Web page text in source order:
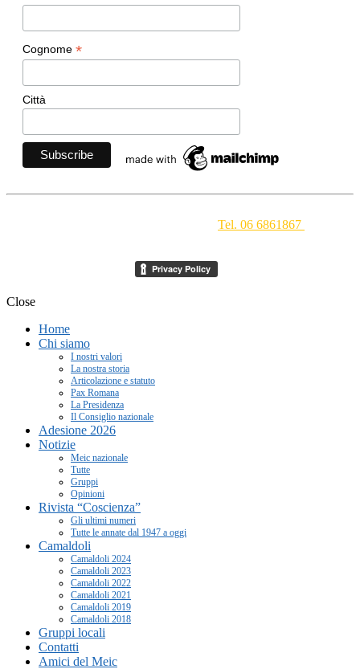
Cognome *
Città
Tel. 06 6861867
Close
Home
Chi siamo
I nostri valori
La nostra storia
Articolazione e statuto
Pax Romana
La Presidenza
Il Consiglio nazionale
Adesione 2026
Notizie
Meic nazionale
Tutte
Gruppi
Opinioni
Rivista “Coscienza”
Gli ultimi numeri
Tutte le annate dal 1947 a oggi
Camaldoli
Camaldoli 2024
Camaldoli 2023
Camaldoli 2022
Camaldoli 2021
Camaldoli 2019
Camaldoli 2018
Gruppi locali
Contatti
Amici del Meic